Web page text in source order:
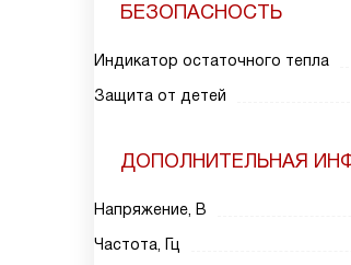
БЕЗОПАСНОСТЬ
Индикатор остаточного тепла
Защита от детей
ДОПОЛНИТЕЛЬНАЯ
Напряжение, В
Частота, Гц